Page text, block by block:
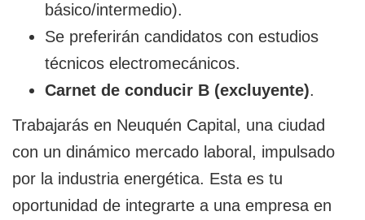
básico/intermedio).
Se preferirán candidatos con estudios
técnicos electromecánicos.
Carnet de conducir B (excluyente).
Trabajarás en Neuquén Capital, una ciudad
con un dinámico mercado laboral, impulsado
por la industria energética. Esta es tu
oportunidad de integrarte a una empresa en